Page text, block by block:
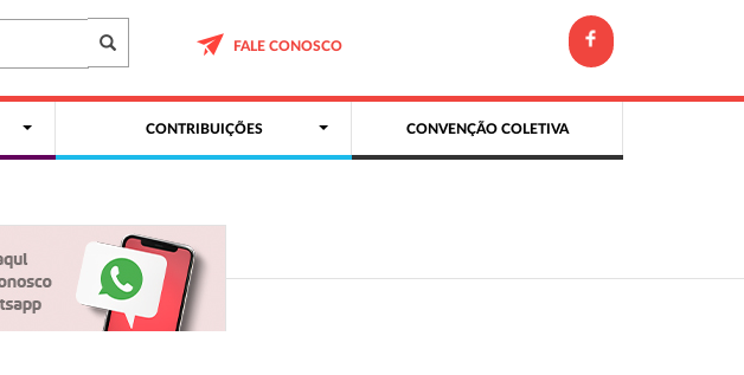
FALE CONOSCO
CONTRIBUIÇÕES CONVENÇÃO COLETIVA